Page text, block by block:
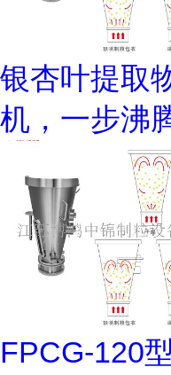
银杏叶提取
机，一步沸
FPCG-120